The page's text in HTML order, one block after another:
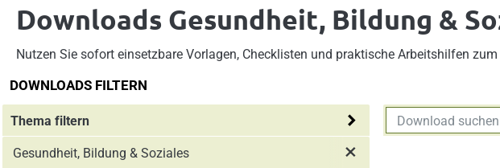
Downloads Gesundheit, Bildung &
Nutzen Sie sofort einsetzbare Vorlagen, Checklisten und praktische Arbeitshilfen
DOWNLOADS FILTERN
Thema filtern
Gesundheit, Bildung & Soziales